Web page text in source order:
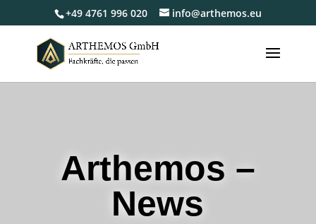
+49 4761 996 020 info@arthemos.eu
Arthemos –
News